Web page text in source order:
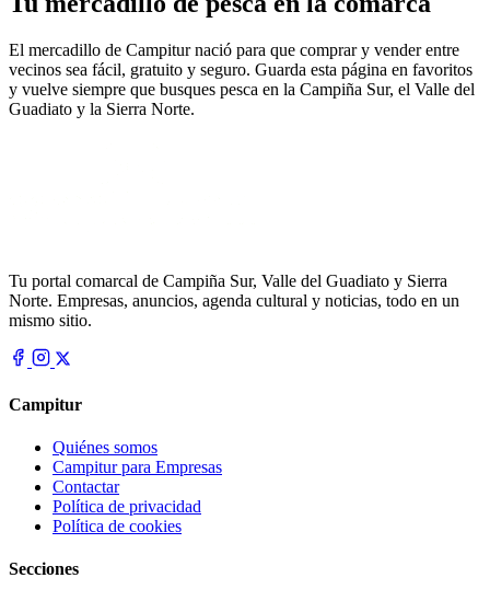
El mercadillo de Campitur nació para que comprar y vender entre
vecinos sea fácil, gratuito y seguro. Guarda esta página en favoritos
y vuelve siempre que busques pesca en la Campiña Sur, el Valle del
Guadiato y la Sierra Norte.
Tu portal comarcal de Campiña Sur, Valle del Guadiato y Sierra
Norte. Empresas, anuncios, agenda cultural y noticias, todo en un
mismo sitio.
Campitur
Quiénes somos
Campitur para Empresas
Contactar
Política de privacidad
Política de cookies
Secciones